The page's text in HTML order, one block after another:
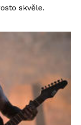
skvěle.